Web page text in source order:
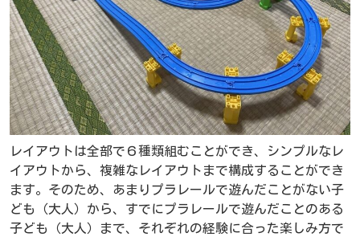
レイアウトは全部で６種類組むことができ、シンプルなレ
イアウトから、複雑なレイアウトまで構成することができ
ます。そのため、あまりプラレールで遊んだことがない子
ども（大人）から、すでにプラレールで遊んだことのある
子ども（大人）まで、それぞれの経験に合った楽しみ方で